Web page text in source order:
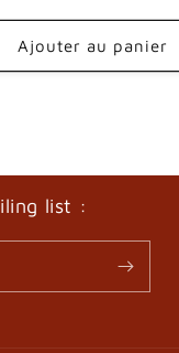
Ajouter au panier
list :